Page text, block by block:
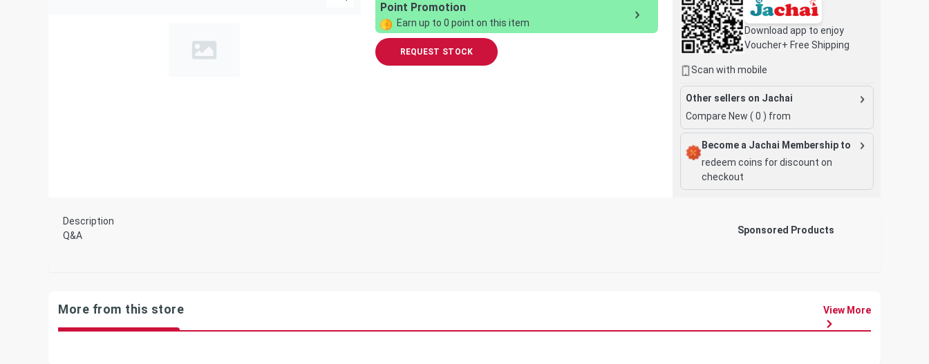
Point Promotion
Earn up to 0 point on this item
REQUEST STOCK
Download app to enjoy
Voucher+ Free Shipping
Scan with mobile
Other sellers on Jachai
Compare New (0 ) from
Become a Jachai Membership to
redeem coins for discount on
checkout
Description
Q&A
Sponsored Products
More from this store View More